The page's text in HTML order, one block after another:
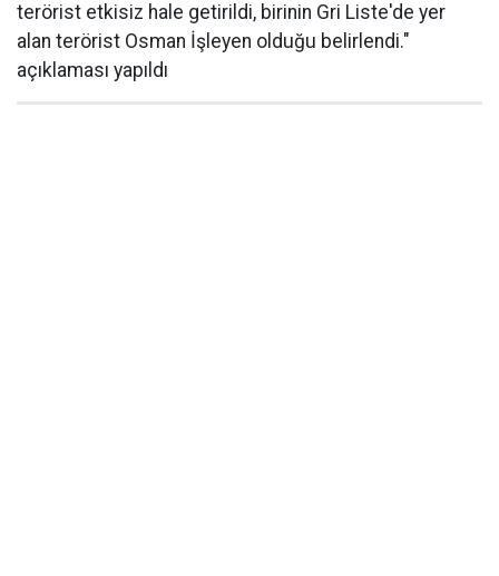
terörist etkisiz hale getirildi, birinin Gri Liste'de yer
alan terörist Osman İşleyen olduğu belirlendi."
açıklaması yapıldı